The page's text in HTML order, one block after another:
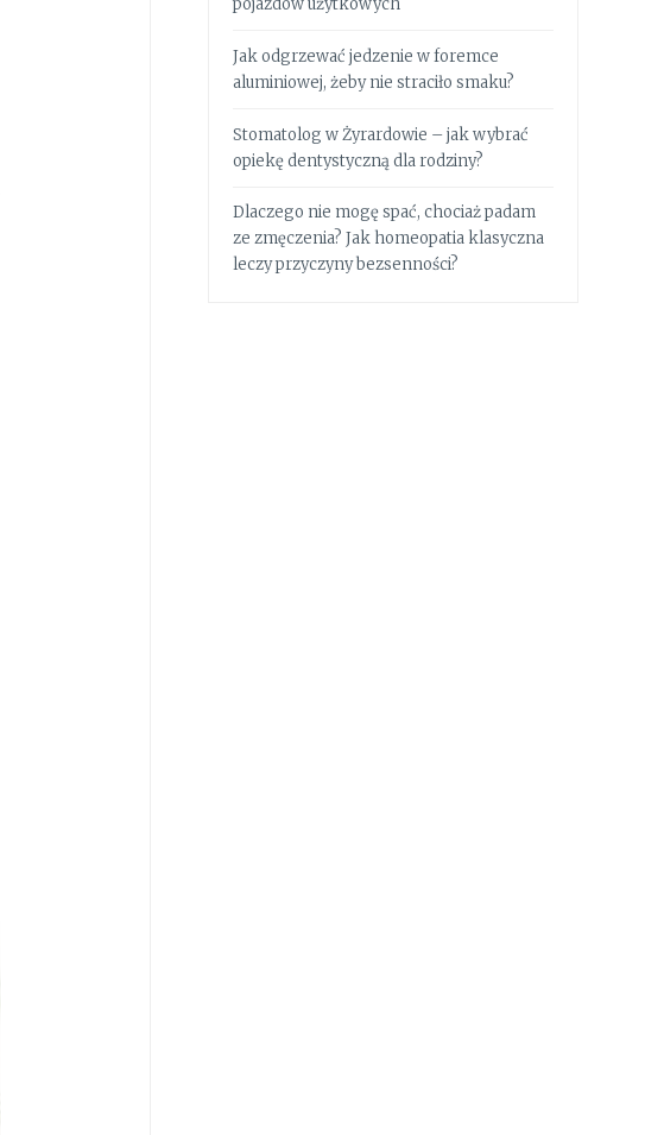
pojazdów użytkowych
Jak odgrzewać jedzenie w foremce
aluminiowej, żeby nie straciło smaku?
Stomatolog w Żyrardowie – jak wybrać
opiekę dentystyczną dla rodziny?
Dlaczego nie mogę spać, chociaż padam
ze zmęczenia? Jak homeopatia klasyczna
leczy przyczyny bezsenności?